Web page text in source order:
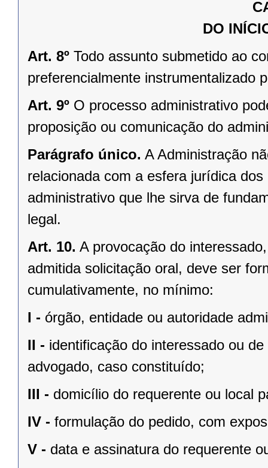
DO
Art. 8º Todo assunto submetido ao
preferencialmente instrumentalizado
Art. 9º O processo administrativo
proposição ou comunicação do
Parágrafo único. A Administração
relacionada com a esfera jurídica
administrativo que lhe sirva de
legal.
Art. 10. A provocação do
admitida solicitação oral, deve ser
cumulativamente, no mínimo:
I - órgão, entidade ou autoridade
II - identificação do interessado ou
advogado, caso constituído;
III - domicílio do requerente ou local
IV - formulação do pedido, com
V - data e assinatura do requerente